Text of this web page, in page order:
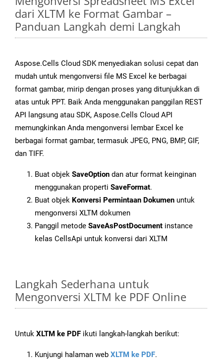
dari XLTM ke Format Gambar –
Panduan Langkah demi Langkah
Aspose.Cells Cloud SDK menyediakan solusi cepat dan
mudah untuk mengonversi file MS Excel ke berbagai
format gambar, mirip dengan proses yang ditunjukkan di
atas untuk PPT. Baik Anda menggunakan panggilan REST
API langsung atau SDK, Aspose.Cells Cloud API
memungkinkan Anda mengonversi lembar Excel ke
berbagai format gambar, termasuk JPEG, PNG, BMP, GIF,
dan TIFF.
Buat objek SaveOption dan atur format keinginan
menggunakan properti SaveFormat.
Buat objek Konversi Permintaan Dokumen untuk
mengonversi XLTM dokumen
Panggil metode SaveAsPostDocument instance
kelas CellsApi untuk konversi dari XLTM
Langkah Sederhana untuk
Mengonversi XLTM ke PDF Online
Untuk XLTM ke PDF ikuti langkah-langkah berikut:
Kunjungi halaman web XLTM ke PDF.